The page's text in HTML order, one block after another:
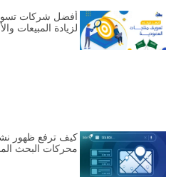
أفضل شركات
لزيادة المبيعات
كيف ترفع ظهور
محركات البحث